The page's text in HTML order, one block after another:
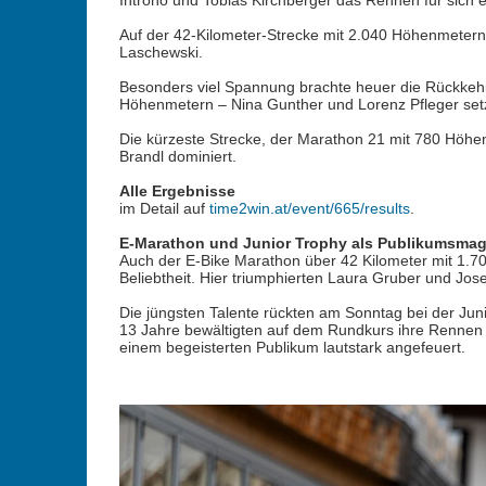
Auf der 42-Kilometer-Strecke mit 2.040
Laschewski.
Besonders viel Spannung brachte heuer die
Höhenmetern – Nina Gunther und Lorenz Pfleger
Die kürzeste Strecke, der Marathon 21 mit 780
Brandl dominiert.
Alle Ergebnisse
im Detail auf time2win.at/event/665/results.
E-Marathon und Junior Trophy als
Auch der E-Bike Marathon über 42 Kilometer mit
Beliebtheit. Hier triumphierten Laura Gruber und
Die jüngsten Talente rückten am Sonntag bei der
13 Jahre bewältigten auf dem Rundkurs ihre
einem begeisterten Publikum lautstark angefeuert.